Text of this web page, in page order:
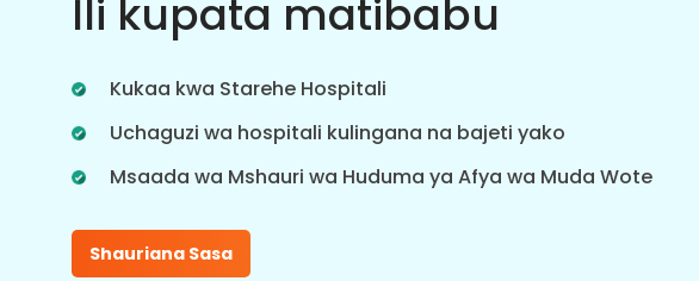
Ili kupata matibabu
Kukaa kwa Starehe Hospitali
Uchaguzi wa hospitali kulingana na bajeti yako
Msaada wa Mshauri wa Huduma ya Afya wa Muda Wote
Shauriana Sasa
wa huduma
mgonjwa wa 24x7 na timu yetu
inayoshughulikia masuala yako kila
wakati. Taarifa za mara kwa mara
kuhusu mahitaji yako ya matibabu.